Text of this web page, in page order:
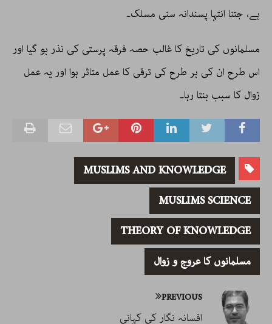
ہے، جتنا انتہا پسندانہ سنی مسلک۔
مسلمانوں کی تاریخ کا غالب حصہ فرقہ پرستی کی نذر ہو گیا اور
اس طرح ان کی ہر طرح کی ترقی کا عمل متاثر ہوا اور یہ عمل
زوال کا سبب بنتا رہا۔
MUSLIMS AND KNOWLEDGE
MUSLIMS SCIENCE
THEORY OF KNOWLEDGE
مسلمانوں کا عروج و زوال
PREVIOUS
افسانہ نگار کی کہانی